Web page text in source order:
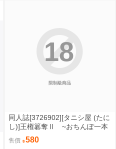
限制級商品
18
同人誌[3726902][タニシ屋 (たに
し)]王権簒奪Ⅱ ~おちんぽ一本
で王国崩壊 王宮はちんぽの遊
園地~【特典】 (原創)
售價 580